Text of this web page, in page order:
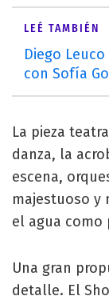
LEÉ TAMBIÉN
Diego
con Sofía
La pieza
danza, la
escena,
majestuoso y
el agua como
Una gran
detalle. El